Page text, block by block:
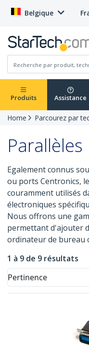
Belgique
Produits Assistance
Home Parcourez par
Parallèles
Egalement connus
ou ports Centronics,
couramment utilisés
électroniques
Nous offrons une
permettant d'ajouter
ordinateur de bureau
1 à 9 de 9 résultats
Pertinence